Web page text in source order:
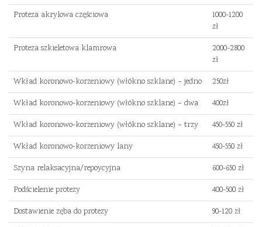
Proteza akrylowa częściowa
1000-1200
zł
Proteza szkieletowa klamrowa
2000-2800
zł
Wkład koronowo-korzeniowy (włókno szklane) – jedno
250zł
Wkład koronowo-korzeniowy (włókno szklane) – dwa
400zł
Wkład koronowo-korzeniowy (włókno szklane) – trzy
450-550 zł
Wkład koronowo-korzeniowy lany
450-550 zł
Szyna relaksacyjna/repoycyjna
600-650 zł
Podścielenie protezy
400-500 zł
Dostawienie zęba do protezy
90-120 zł